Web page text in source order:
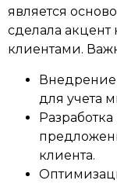
является
сделала
клиентами.
Внедрение
для учета
клиента.